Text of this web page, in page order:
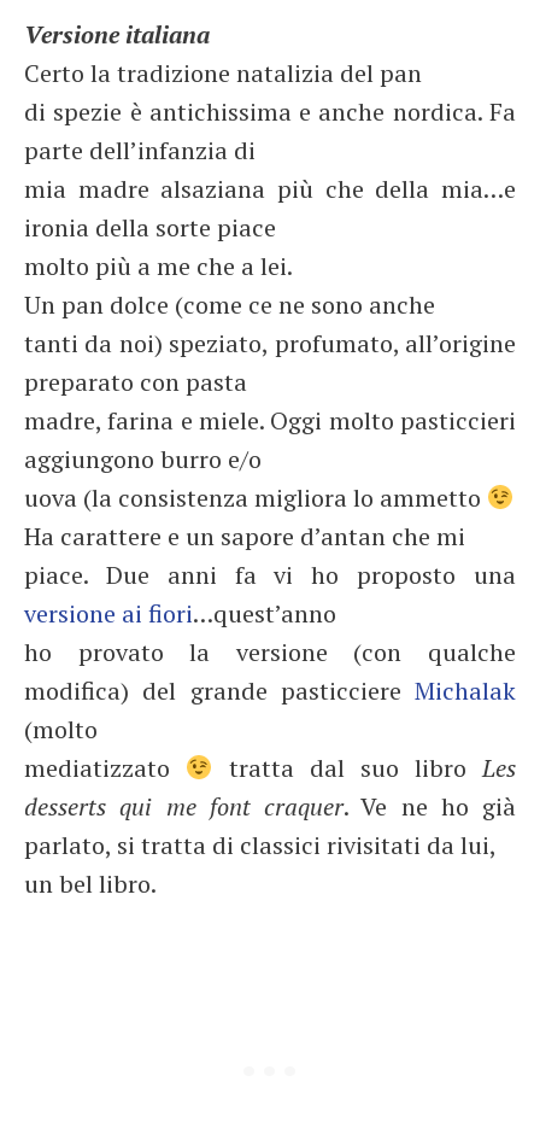
Versione italiana
Certo la tradizione natalizia del pan
di spezie è antichissima e anche nordica. Fa
parte dell’infanzia di
mia madre alsaziana più che della mia…e
ironia della sorte piace
molto più a me che a lei.
Un pan dolce (come ce ne sono anche
tanti da noi) speziato, profumato, all’origine
preparato con pasta
madre, farina e miele. Oggi molto pasticcieri
aggiungono burro e/o
uova (la consistenza migliora lo ammetto
Ha carattere e un sapore d’antan che mi
piace. Due anni fa vi ho proposto una
versione ai fiori…quest’anno
ho provato la versione (con qualche
modifica) del grande pasticciere Michalak
(molto
mediatizzato
tratta dal suo libroLes
desserts qui me font craquer. Ve ne ho già
parlato, si tratta di classici rivisitati da lui,
un bel libro.